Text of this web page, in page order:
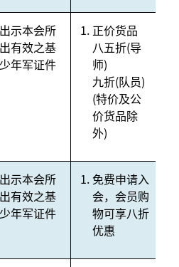
示本会所
有效之基
年军证件
正价货品
八五折(导
师)
九折(队员)
(特价及公
价货品除
外)
示本会所
有效之基
年军证件
免费申请入
会，会员购
物可享八折
优惠